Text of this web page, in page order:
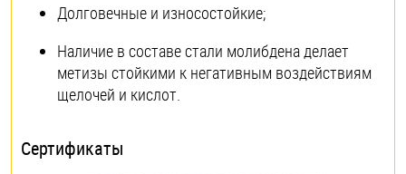
Долговечные и износостойкие;
Наличие в составе стали молибдена делает
метизы стойкими к негативным воздействиям
щелочей и кислот.
Сертификаты